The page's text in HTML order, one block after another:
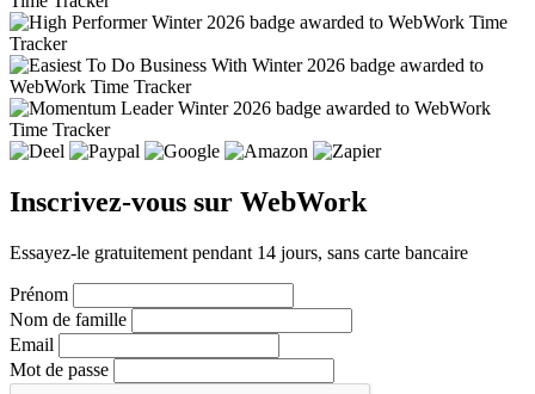
Inscrivez-vous sur WebWork
Essayez-le gratuitement pendant 14 jours, sans carte bancaire
Prénom
Nom de famille
Email
Mot de passe